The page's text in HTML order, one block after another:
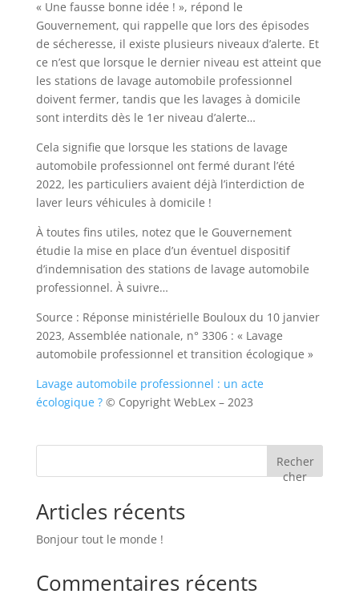
« Une fausse bonne idée ! », répond le
Gouvernement, qui rappelle que lors des épisodes
de sécheresse, il existe plusieurs niveaux d’alerte. Et
ce n’est que lorsque le dernier niveau est atteint que
les stations de lavage automobile professionnel
doivent fermer, tandis que les lavages à domicile
sont interdits dès le 1er niveau d’alerte…
Cela signifie que lorsque les stations de lavage
automobile professionnel ont fermé durant l’été
2022, les particuliers avaient déjà l’interdiction de
laver leurs véhicules à domicile !
À toutes fins utiles, notez que le Gouvernement
étudie la mise en place d’un éventuel dispositif
d’indemnisation des stations de lavage automobile
professionnel. À suivre…
Source : Réponse ministérielle Bouloux du 10 janvier
2023, Assemblée nationale, n° 3306 : « Lavage
automobile professionnel et transition écologique »
Lavage automobile professionnel : un acte
écologique ?© Copyright WebLex – 2023
Recher
cher
Articles récents
Bonjour tout le monde !
Commentaires récents